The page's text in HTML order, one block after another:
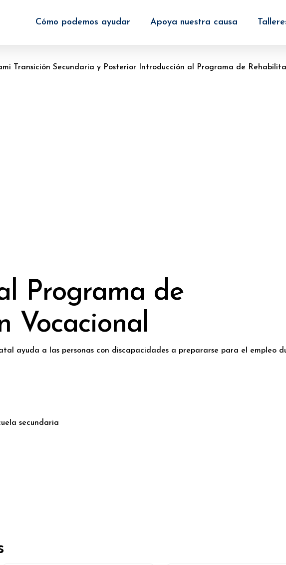
Cómo podemos ayudar Apoya nuestra causa
Transición Secundaria y Posterior
Introducción al Programa de
Programa de
Vocacional
ayuda a las personas con discapacidades a prepararse para el empleo
secundaria